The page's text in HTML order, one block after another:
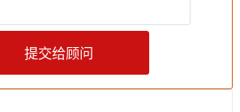
提交给顾问